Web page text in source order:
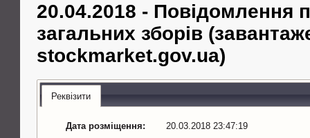
20.04.2018 - Повідомлення
загальних зборів
stockmarket.gov.ua)
Реквізити
Дата розміщення:
20.03.2018 23:47:19